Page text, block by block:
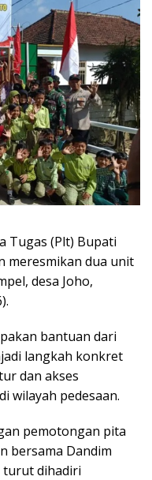
Tugas (Plt) Bupati
meresmikan dua unit
desa Joho,
bantuan dari
langkah konkret
dan akses
wilayah pedesaan.
pemotongan pita
bersama Dandim
turut dihadiri